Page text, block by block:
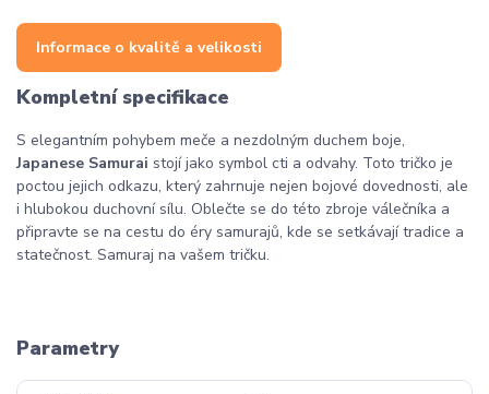
Informace o kvalitě a velikosti
Kompletní specifikace
S elegantním pohybem meče a nezdolným duchem boje,
Japanese Samurai stojí jako symbol cti a odvahy. Toto tričko je
poctou jejich odkazu, který zahrnuje nejen bojové dovednosti, ale
i hlubokou duchovní sílu. Oblečte se do této zbroje válečníka a
připravte se na cestu do éry samurajů, kde se setkávají tradice a
statečnost. Samuraj na vašem tričku.
Parametry